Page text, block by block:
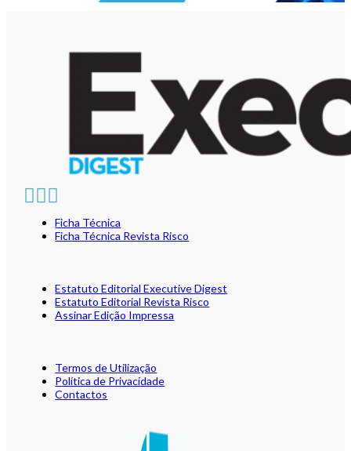
Ficha Técnica
Ficha Técnica Revista Risco
Estatuto Editorial Executive Digest
Estatuto Editorial Revista Risco
Assinar Edição Impressa
Termos de Utilização
Política de Privacidade
Contactos